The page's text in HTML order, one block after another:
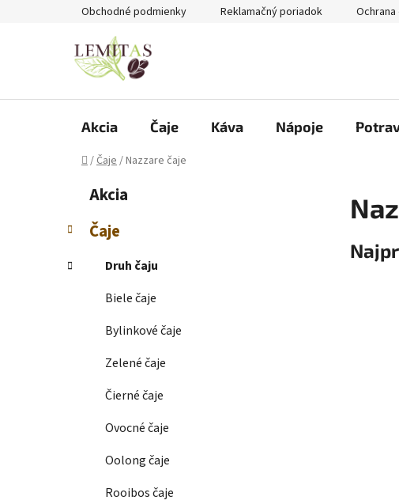
Obchodné podmienky Reklamačný poriadok
Akcia Čaje Káva Nápoje
Domov
/Čaje/Nazzare čaje
č
ý
Preskočiť
kategórie
t
e
ó
Akcia
Čaje
Druh čaju
Biele čaje
Bylinkové čaje
Zelené čaje
Čierné čaje
Ovocné čaje
Oolong čaje
Rooibos čaje